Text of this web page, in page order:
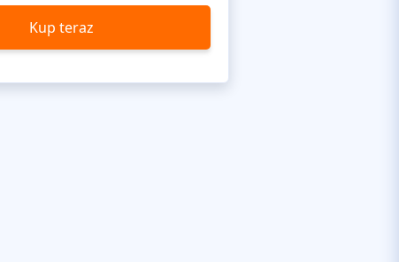
Kup teraz